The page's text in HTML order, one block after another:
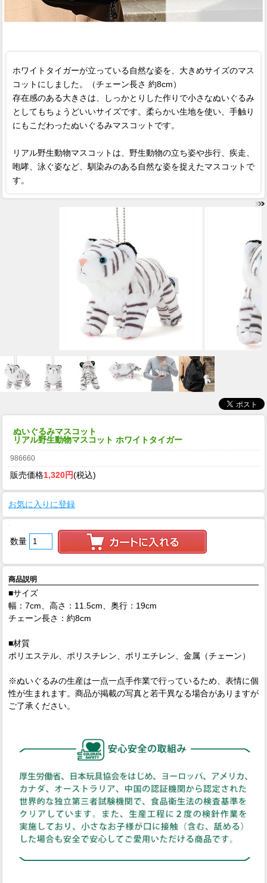
ホワイトタイガーが立っている自然な姿を、大きめサイズのマス
コットにしました。（チェーン長さ 約8cm）
存在感のある大きさは、しっかとりした作りで小さなぬいぐるみ
としてもちょうどいいサイズです。柔らかい生地を使い、手触り
にもこだわったぬいぐるみマスコットです。
リアル野生動物マスコットは、野生動物の立ち姿や歩行、疾走、
咆哮、泳ぐ姿など、馴染みのある自然な姿を捉えたマスコットで
す。
ぬいぐるみマスコット
リアル野生動物マスコット ホワイトタイガー
986660
販売価格1,320円(税込)
お気に入りに登録
数量
商品説明
■サイズ
幅：7cm、高さ：11.5cm、奥行：19cm
チェーン長さ：約8cm
■材質
ポリエステル、ポリスチレン、ポリエチレン、金属（チェーン）
※ぬいぐるみの生産は一点一点手作業で行っているため、表情に個
性が生まれます。商品が掲載の写真と若干異なる場合がありますが
ご了承ください。